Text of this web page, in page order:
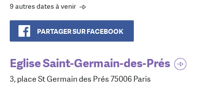
9 autres dates à venir
PARTAGER SUR FACEBOOK
Eglise Saint-Germain-des-Prés
3, place St Germain des Prés 75006 Paris